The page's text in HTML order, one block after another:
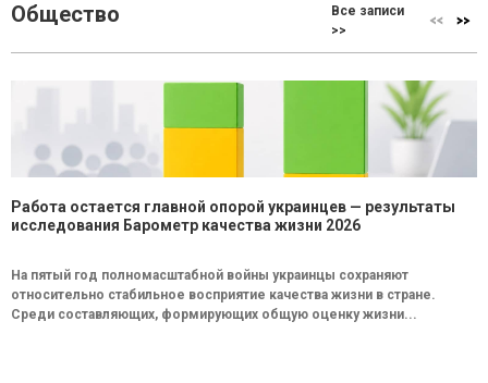
Общество
Все записи
>>
Работа остается главной опорой украинцев — результаты
исследования Барометр качества жизни 2026
На пятый год полномасштабной войны украинцы сохраняют
относительно стабильное восприятие качества жизни в стране.
Среди составляющих, формирующих общую оценку жизни...